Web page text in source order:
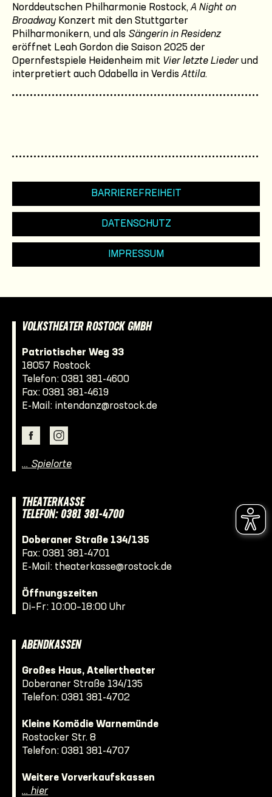
Norddeutschen Philharmonie Rostock,A Night on
Broadway Konzert mit den Stuttgarter
Philharmonikern, und als Sängerin in Residenz
eröffnet Leah Gordon die Saison 2025 der
Opernfestspiele Heidenheim mit Vier letzte Liederund
interpretiert auch Odabella in VerdisAttila.
BARRIEREFREIHEIT
DATENSCHUTZ
IMPRESSUM
VOLKSTHEATER ROSTOCK GMBH
Patriotischer Weg 33
18057 Rostock
Telefon: 0381 381-4600
Fax: 0381 381-4619
E-Mail: intendanz@rostock.de
… Spielorte
THEATERKASSE
TELEFON: 0381 381-4700
Doberaner Straße 134/135
Fax: 0381 381-4701
E-Mail: theaterkasse@rostock.de
Öffnungszeiten
Di–Fr: 10:00–18:00 Uhr
ABENDKASSEN
Großes Haus, Ateliertheater
Doberaner Straße 134/135
Telefon: 0381 381-4702
Kleine Komödie Warnemünde
Rostocker Str. 8
Telefon: 0381 381-4707
Weitere Vorverkaufskassen
… hier